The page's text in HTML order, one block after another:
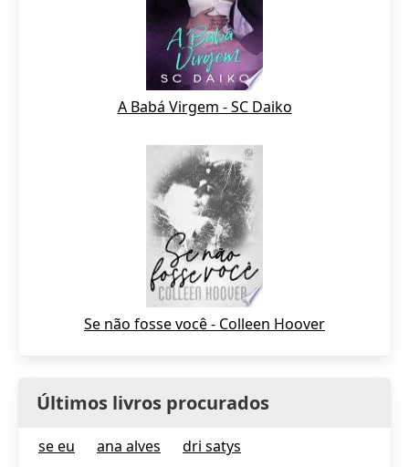
A Babá Virgem - SC Daiko
Se não fosse você - Colleen Hoover
Últimos livros procurados
se eu ana alves dri satys